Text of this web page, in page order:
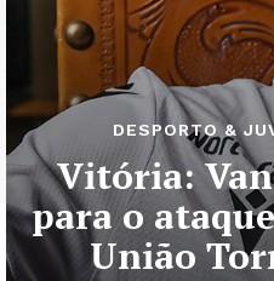
DESPORTO &
Vitória:
para o
União